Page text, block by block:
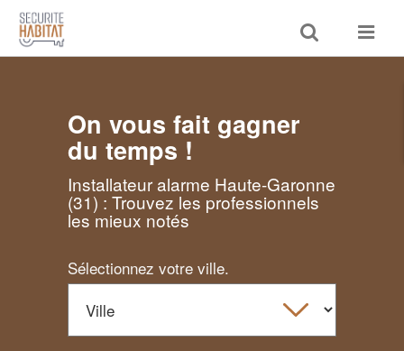
Toggle
search
Toggle
On vous fait gagner
du temps !
Installateur alarme Haute-Garonne
(31) : Trouvez les professionnels
les mieux notés
Sélectionnez votre ville.